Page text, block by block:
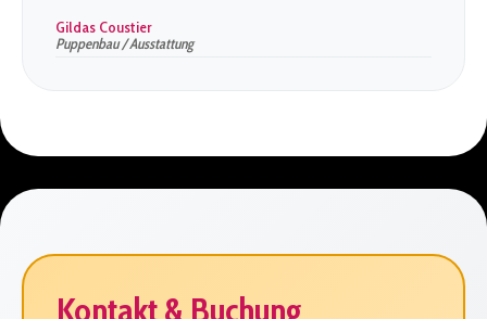
Gildas Coustier
Puppenbau / Ausstattung
Kontakt & Buchung